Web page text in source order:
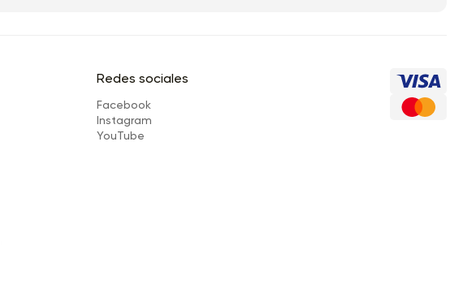
Redes sociales
Facebook
Instagram
YouTube